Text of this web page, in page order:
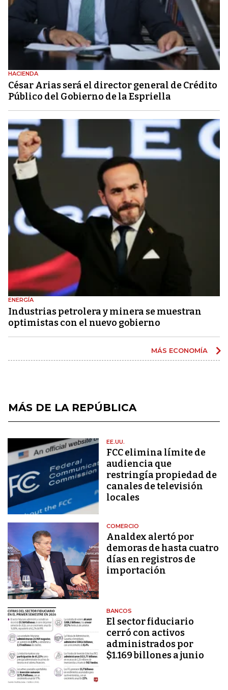
HACIENDA
César Arias será el director general de Crédito
Público del Gobierno de la Espriella
ENERGÍA
Industrias petrolera y minera se muestran
optimistas con el nuevo gobierno
MÁS ECONOMÍA
MÁS DE LA REPÚBLICA
EE.UU.
FCC elimina límite de
audiencia que
restringía propiedad de
canales de televisión
locales
COMERCIO
Analdex alertó por
demoras de hasta cuatro
días en registros de
importación
BANCOS
El sector fiduciario
cerró con activos
administrados por
$1.169 billones a junio